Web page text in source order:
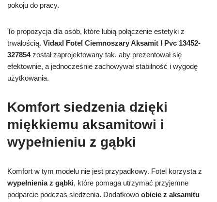
pokoju do pracy.
To propozycja dla osób, które lubią połączenie estetyki z
trwałością. Vidaxl Fotel Ciemnoszary Aksamit I Pvc 13452-
327854został zaprojektowany tak, aby prezentował się
efektownie, a jednocześnie zachowywał stabilność i wygodę
użytkowania.
Komfort siedzenia dzięki
miękkiemu aksamitowi i
wypełnieniu z gąbki
Komfort w tym modelu nie jest przypadkowy. Fotel korzysta z
wypełnienia z gąbki, które pomaga utrzymać przyjemne
podparcie podczas siedzenia. Dodatkowo obicie z aksamitu